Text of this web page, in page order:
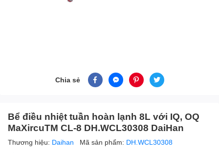
Chia sẻ
Bể điều nhiệt tuần hoàn lạnh 8L với IQ, OQ
MaXircuTM CL-8 DH.WCL30308 DaiHan
Thương hiệu: Daihan Mã sản phẩm: DH.WCL30308